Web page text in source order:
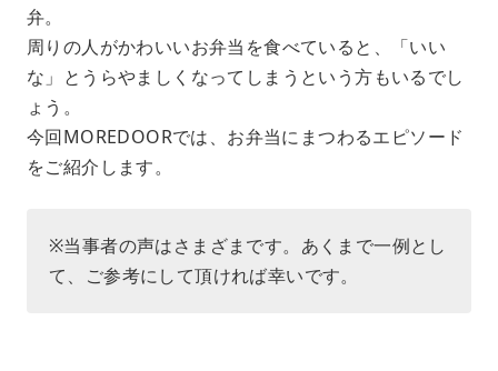
弁。
周りの人がかわいいお弁当を食べていると、「いい
な」とうらやましくなってしまうという方もいるでし
ょう。
今回MOREDOORでは、お弁当にまつわるエピソード
をご紹介します。
※当事者の声はさまざまです。あくまで一例とし
て、ご参考にして頂ければ幸いです。